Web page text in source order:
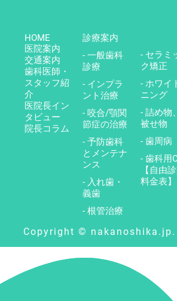
HOME
医院案内
交通案内
歯科医師・
スタッフ紹
介
医院長イン
タビュー
院長コラム
診療案内
- 一般歯科
診療
- インプラ
ント治療
- 咬合/顎関
節症の治療
- 予防歯科
とメンテナ
ンス
- 入れ歯・
義歯
- 根管治療
- セラミ
ク矯正
- ホワイ
ニング
- 詰め物、
被せ物
- 歯周病
- 歯科用
【自由
料金表】
Copyright © nakanoshika.jp.